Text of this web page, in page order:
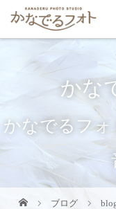
かな
かなでるフ
ブログ